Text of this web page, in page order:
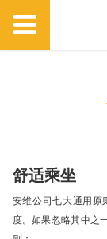
舒适乘坐
安维公司七大通用原
度。如果忽略其中之